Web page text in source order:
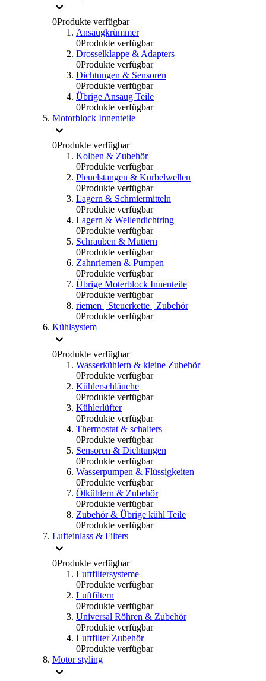
0Produkte verfügbar
Ansaugkrümmer
0Produkte verfügbar
Drosselklappe & Adapters
0Produkte verfügbar
Dichtungen & Sensoren
0Produkte verfügbar
Übrige Ansaug Teile
0Produkte verfügbar
Motorblock Innenteile
0Produkte verfügbar
Kolben & Zubehör
0Produkte verfügbar
Pleuelstangen & Kurbelwellen
0Produkte verfügbar
Lagern & Schmiermitteln
0Produkte verfügbar
Lagern & Wellendichtring
0Produkte verfügbar
Schrauben & Muttern
0Produkte verfügbar
Zahnriemen & Pumpen
0Produkte verfügbar
Übrige Moterblock Innenteile
0Produkte verfügbar
riemen | Steuerkette | Zubehör
0Produkte verfügbar
Kühlsystem
0Produkte verfügbar
Wasserkühlern & kleine Zubehör
0Produkte verfügbar
Kühlerschläuche
0Produkte verfügbar
Kühlerlüfter
0Produkte verfügbar
Thermostat & schalters
0Produkte verfügbar
Sensoren & Dichtungen
0Produkte verfügbar
Wasserpumpen & Flüssigkeiten
0Produkte verfügbar
Ölkühlern & Zubehör
0Produkte verfügbar
Zubehör & Übrige kühl Teile
0Produkte verfügbar
Lufteinlass & Filters
0Produkte verfügbar
Luftfiltersysteme
0Produkte verfügbar
Luftfiltern
0Produkte verfügbar
Universal Röhren & Zubehör
0Produkte verfügbar
Luftfilter Zubehör
0Produkte verfügbar
Motor styling